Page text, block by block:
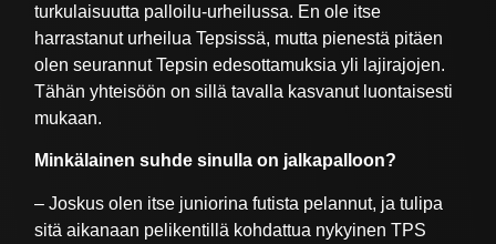
turkulaisuutta palloilu-urheilussa. En ole itse
harrastanut urheilua Tepsissä, mutta pienestä pitäen
olen seurannut Tepsin edesottamuksia yli lajirajojen.
Tähän yhteisöön on sillä tavalla kasvanut luontaisesti
mukaan.
Minkälainen suhde sinulla on jalkapalloon?
– Joskus olen itse juniorina futista pelannut, ja tulipa
sitä aikanaan pelikentillä kohdattua nykyinen TPS